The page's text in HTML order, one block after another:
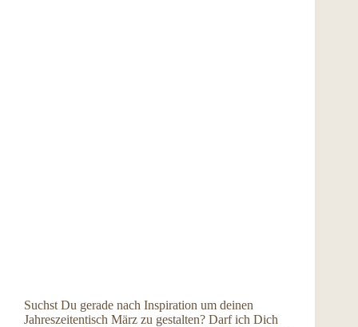
Suchst Du gerade nach Inspiration um deinen
Jahreszeitentisch März zu gestalten? Darf ich Dich